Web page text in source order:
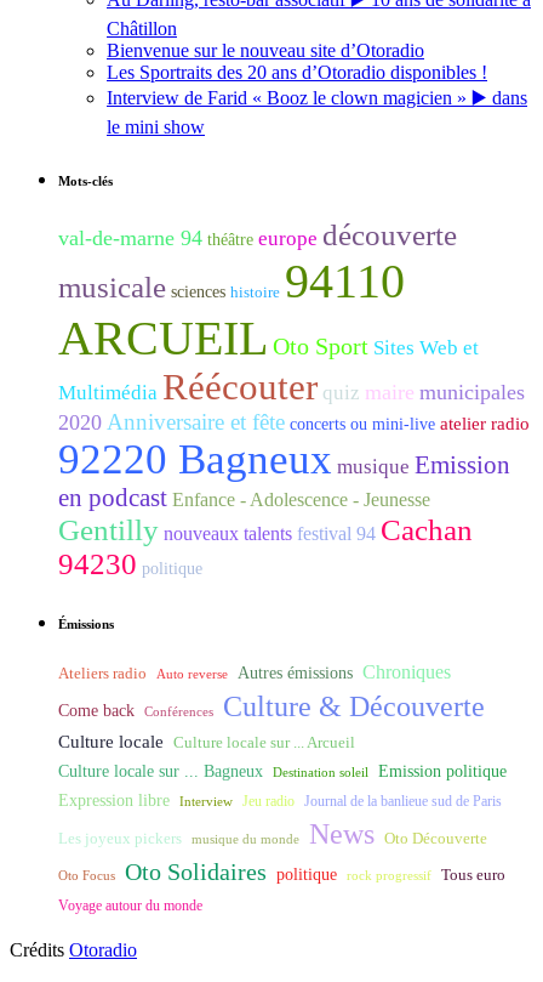
Châtillon
Bienvenue sur le nouveau site d’Otoradio
Les Sportraits des 20 ans d’Otoradio disponibles !
Interview de Farid « Booz le clown magicien » ▶️ dans
le mini show
Mots-clés
val-de-marne 94 théâtre europe découverte
musicale sciences histoire 94110
ARCUEIL Oto Sport Sites Web et
Multimédia Réécouter quiz maire municipales
2020 Anniversaire et fête concerts ou mini-live atelier radio
92220 Bagneux musique Emission
en podcast Enfance - Adolescence - Jeunesse
Gentilly nouveaux talents festival 94 Cachan
94230 politique
Émissions
Ateliers radio Auto reverse Autres émissions Chroniques
Come back Conférences Culture & Découverte
Culture locale Culture locale sur ... Arcueil
Culture locale sur ... Bagneux Destination soleil Emission politique
Expression libre Interview Jeu radio Journal de la banlieue sud de Paris
Les joyeux pickers musique du monde News Oto Découverte
Oto Focus Oto Solidaires politique rock progressif Tous euro
Voyage autour du monde
Crédits Otoradio